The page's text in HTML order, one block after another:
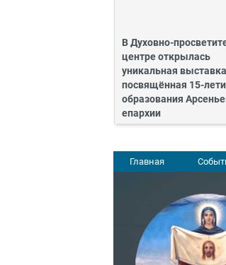
В Духовно-
центре открылась
уникальная
посвящённая 15-
образования
епархии
Главная